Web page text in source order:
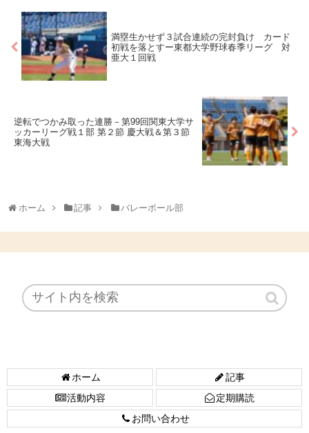
満塁生かせず３試合連続の完封負け カード
初戦を落とすー東都大学野球春季リーグ 対
亜大１回戦
逆転でつかみ取った連勝－第99回関東大学サ
ッカーリーグ戦１部 第２節 慶大戦＆第３節
東海大戦
ホーム 記事 バレーボール部
ホーム
記事
活動内容
定期購読
お問い合わせ